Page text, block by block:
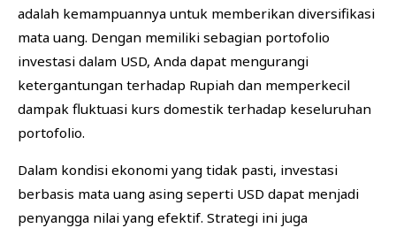
adalah kemampuannya untuk memberikan diversifikasi
mata uang. Dengan memiliki sebagian portofolio
investasi dalam USD, Anda dapat mengurangi
ketergantungan terhadap Rupiah dan memperkecil
dampak fluktuasi kurs domestik terhadap keseluruhan
portofolio.
Dalam kondisi ekonomi yang tidak pasti, investasi
berbasis mata uang asing seperti USD dapat menjadi
penyangga nilai yang efektif. Strategi ini juga